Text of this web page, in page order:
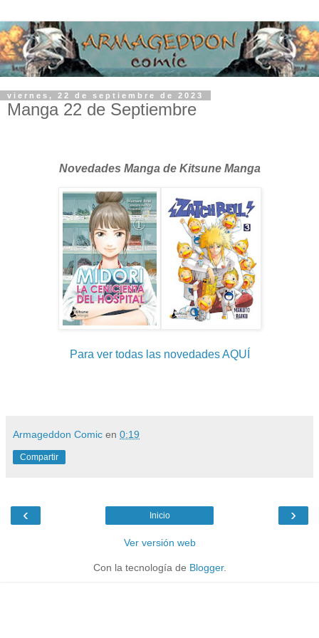
viernes, 22 de septiembre de 2023
Manga 22 de Septiembre
Novedades Manga de Kitsune Manga
Para ver todas las novedades AQUÍ
Armageddon Comic en 0:19
Compartir
‹ ›
Inicio
Ver versión web
Con la tecnología de Blogger.